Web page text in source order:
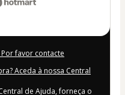
favor contacte
Aceda à nossa Central
de Ajuda, forneça o